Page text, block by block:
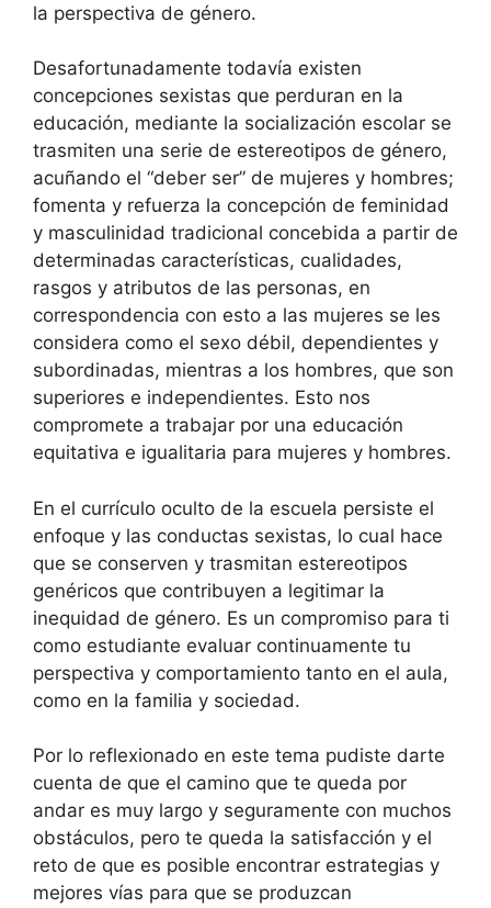
la perspectiva de género.
Desafortunadamente todavía existen
concepciones sexistas que perduran en la
educación, mediante la socialización escolar se
trasmiten una serie de estereotipos de género,
acuñando el “deber ser” de mujeres y hombres;
fomenta y refuerza la concepción de feminidad
y masculinidad tradicional concebida a partir de
determinadas características, cualidades,
rasgos y atributos de las personas, en
correspondencia con esto a las mujeres se les
considera como el sexo débil, dependientes y
subordinadas, mientras a los hombres, que son
superiores e independientes. Esto nos
compromete a trabajar por una educación
equitativa e igualitaria para mujeres y hombres.
En el currículo oculto de la escuela persiste el
enfoque y las conductas sexistas, lo cual hace
que se conserven y trasmitan estereotipos
genéricos que contribuyen a legitimar la
inequidad de género. Es un compromiso para ti
como estudiante evaluar continuamente tu
perspectiva y comportamiento tanto en el aula,
como en la familia y sociedad.
Por lo reflexionado en este tema pudiste darte
cuenta de que el camino que te queda por
andar es muy largo y seguramente con muchos
obstáculos, pero te queda la satisfacción y el
reto de que es posible encontrar estrategias y
mejores vías para que se produzcan